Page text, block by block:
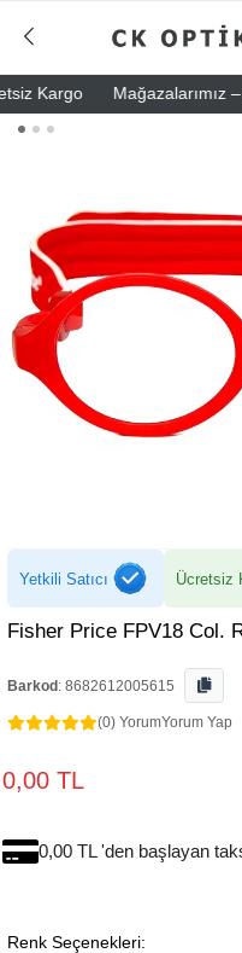
Kargo Mağazalarımız –
Yetkili Satıcı Ücretsiz
Fisher Price FPV18 Col.
Barkod : 8682612005615
(0) YorumYorum Yap
0,00 TL
0,00 TL 'den başlayan
Renk Seçenekleri: